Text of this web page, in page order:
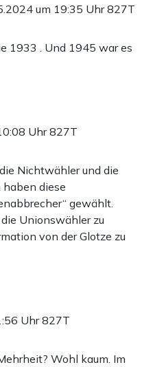
um 19:35 Uhr827T
1933 . Und 1945 war es
Uhr827T
Nichtwähler und die
diese
gewählt.
Unionswähler zu
von der Glotze zu
Uhr827T
Wohl kaum. Im